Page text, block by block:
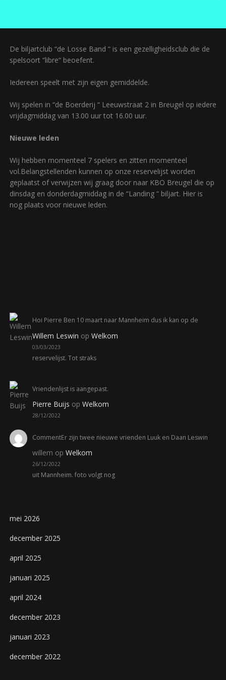
De biljartclub “de Losse Band “ is een gezelligheidsclub die de
spelsoort “libre“ beoefent.
Iedereen speelt met zijn eigen gemiddelde.
Wij spelen in “de Boerderij “ Leeuwstraat 2 in Breugel op iedere
vrijdagmiddag van 13.00 uur tot 16.00 uur.
Nieuwe leden
Wij hebben momenteel 7 spelers en zitten momenteel
vol.Belangstellenden kunnen op onze reservelijst worden
geplaatst of verwijzen wij graag door naar KBO Breugel die op
dinsdag en donderdagmiddag in de “Landing “ biljart. Hier is
nog plaats voor nieuwe leden.
Willem Leswin opWelkom
03/03/2023
Hoi Pierre Ben 10 maart naar Mannheim dus ik kan op de
reservelijst. Tot straks
Pierre Buijs opWelkom
28/12/2022
Vriendenlijst is aangepast.
willem opWelkom
26/12/2022
CommentEr zijn twee nieuwe vrienden Luuk en Daan Leswin
uit Mannheim. foto volgt nog
mei 2026
december 2025
april 2025
januari 2025
april 2024
december 2023
januari 2023
december 2022